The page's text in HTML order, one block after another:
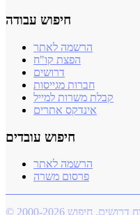
חיפוש עבודה
הרשמה לאתר
הפצת קו"ח
דרושים
חברות מגייסות
קבלת משרות למייל
אינדקס אתרים
חיפוש עובדים
הרשמה לאתר
פרסום משרה
© 2000-2026 כל הזכויות שמורות לאתר "מובטל", לוח דרושים, חיפוש